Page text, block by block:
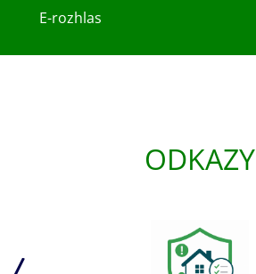
E-rozhlas
ODKAZY